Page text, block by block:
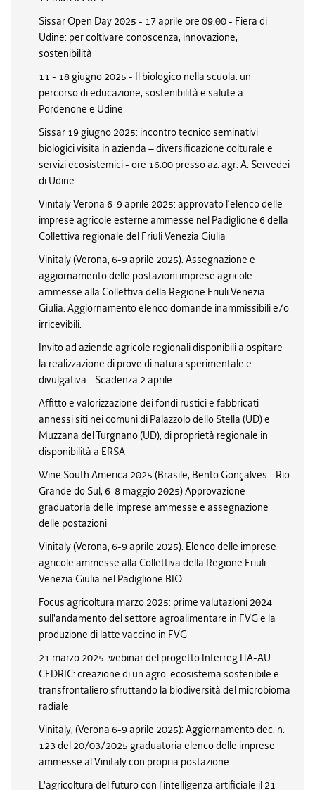
Sissar Open Day 2025 - 17 aprile ore 09.00 - Fiera di
Udine: per coltivare conoscenza, innovazione,
sostenibilità
11 - 18 giugno 2025 - Il biologico nella scuola: un
percorso di educazione, sostenibilità e salute a
Pordenone e Udine
Sissar 19 giugno 2025: incontro tecnico seminativi
biologici visita in azienda – diversificazione colturale e
servizi ecosistemici - ore 16.00 presso az. agr. A. Servedei
di Udine
Vinitaly Verona 6-9 aprile 2025: approvato l’elenco delle
imprese agricole esterne ammesse nel Padiglione 6 della
Collettiva regionale del Friuli Venezia Giulia
Vinitaly (Verona, 6-9 aprile 2025). Assegnazione e
aggiornamento delle postazioni imprese agricole
ammesse alla Collettiva della Regione Friuli Venezia
Giulia. Aggiornamento elenco domande inammissibili e/o
irricevibili.
Invito ad aziende agricole regionali disponibili a ospitare
la realizzazione di prove di natura sperimentale e
divulgativa - Scadenza 2 aprile
Affitto e valorizzazione dei fondi rustici e fabbricati
annessi siti nei comuni di Palazzolo dello Stella (UD) e
Muzzana del Turgnano (UD), di proprietà regionale in
disponibilità a ERSA
Wine South America 2025 (Brasile, Bento Gonçalves - Rio
Grande do Sul, 6-8 maggio 2025) Approvazione
graduatoria delle imprese ammesse e assegnazione
delle postazioni
Vinitaly (Verona, 6-9 aprile 2025). Elenco delle imprese
agricole ammesse alla Collettiva della Regione Friuli
Venezia Giulia nel Padiglione BIO
Focus agricoltura marzo 2025: prime valutazioni 2024
sull'andamento del settore agroalimentare in FVG e la
produzione di latte vaccino in FVG
21 marzo 2025: webinar del progetto Interreg ITA-AU
CEDRIC: creazione di un agro-ecosistema sostenibile e
transfrontaliero sfruttando la biodiversità del microbioma
radiale
Vinitaly, (Verona 6-9 aprile 2025): Aggiornamento dec. n.
123 del 20/03/2025 graduatoria elenco delle imprese
ammesse al Vinitaly con propria postazione
L'agricoltura del futuro con l'intelligenza artificiale il 21 -